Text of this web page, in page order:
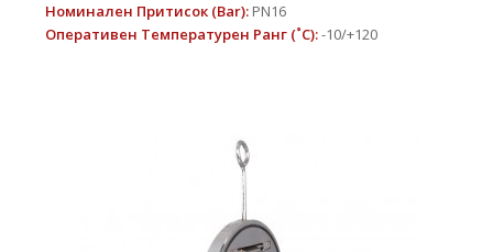
Номинален Притисок(Bar):PN16
Оперативен Температурен Ранг(˚C):-10/+120